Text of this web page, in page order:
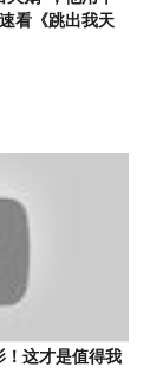
看《跳出我天
！这才是值得我